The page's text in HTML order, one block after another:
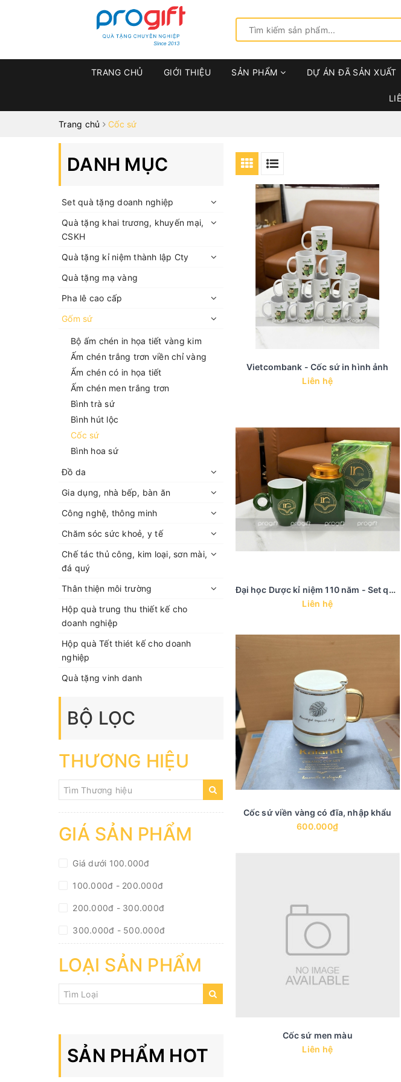
TRANG CHỦ GIỚI THIỆU SẢN PHẨM DỰ ÁN ĐÃ SẢN XUẤT
Trang chủ Cốc sứ
Vietcombank - Cốc sứ in hình ảnh
Liên hệ
Đại học Dược kỉ niệm 110 năm - Set quà cốc sứ bình trà sứ
Liên hệ
Cốc sứ viền vàng có đĩa, nhập khẩu
600.000₫
Cốc sứ men màu
Liên hệ
DANH MỤC
Set quà tặng doanh nghiệp
Quà tặng khai trương, khuyến mại,
CSKH
Quà tặng kỉ niệm thành lập Cty
Quà tặng mạ vàng
Pha lê cao cấp
Gốm sứ
Bộ ấm chén in họa tiết vàng kim
Ấm chén trắng trơn viền chỉ vàng
Ấm chén có in họa tiết
Ấm chén men trắng trơn
Bình trà sứ
Bình hút lộc
Cốc sứ
Bình hoa sứ
Đồ da
Gia dụng, nhà bếp, bàn ăn
Công nghệ, thông minh
Chăm sóc sức khoẻ, y tế
Chế tác thủ công, kim loại, sơn mài,
đá quý
Thân thiện môi trường
Hộp quà trung thu thiết kế cho
doanh nghiệp
Hộp quà Tết thiét kế cho doanh
nghiệp
Quà tặng vinh danh
BỘ LỌC
THƯƠNG HIỆU
GIÁ SẢN PHẨM
Giá dưới 100.000đ
100.000đ - 200.000đ
200.000đ - 300.000đ
300.000đ - 500.000đ
500.000đ - 1.000.000đ
Giá trên 1.000.000đ
LOẠI SẢN PHẨM
SẢN PHẨM HOT